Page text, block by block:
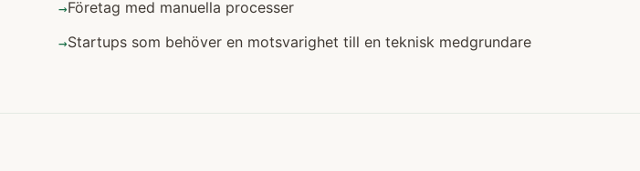
→Företag med manuella processer
→Startups som behöver en motsvarighet till en teknisk medgrundare